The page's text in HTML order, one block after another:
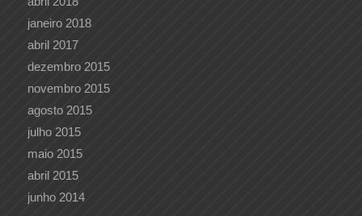
janeiro 2018
abril 2017
dezembro 2015
novembro 2015
agosto 2015
julho 2015
maio 2015
abril 2015
junho 2014